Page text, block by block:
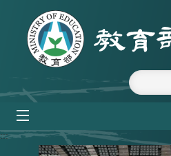
跳到主要內容區塊
:::